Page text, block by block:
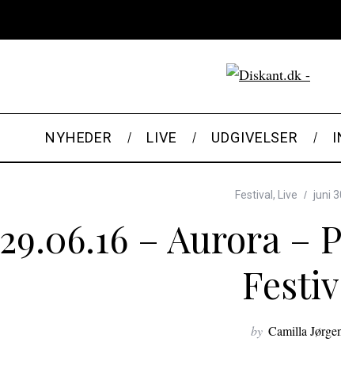
NYHEDER LIVE UDGIVELSER
Festival , Live juni
29.06.16 – Aurora –
by Camilla